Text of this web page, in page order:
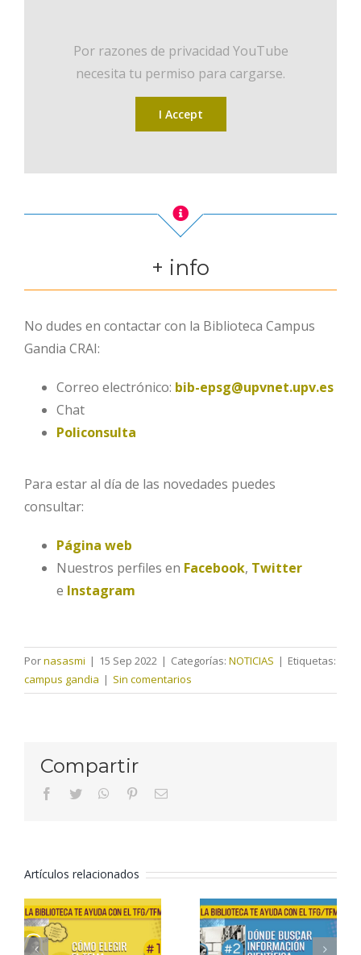
Por razones de privacidad YouTube
necesita tu permiso para cargarse.
I Accept
+ info
No dudes en contactar con la Biblioteca Campus
Gandia CRAI:
Correo electrónico: bib-epsg@upvnet.upv.es
Chat
Policonsulta
Para estar al día de las novedades puedes
consultar:
Página web
Nuestros perfiles en Facebook, Twitter
e Instagram
Pornasasmi | 15 Sep 2022 | Categorías: NOTICIAS | Etiquetas:
campus gandia | Sin comentarios
Compartir
facebooktwitter whatsapppinterestCorreo
Artículos relacionados
Formación
TFG/TFM –
TFG/TFM –
2. Dónde